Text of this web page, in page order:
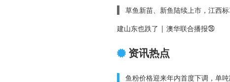
草鱼新苗、新鱼陆续上市，江西
建山东也跌了 | 澳华联合播报㉖
资讯热点
鱼粉价格迎来年内首度下调，单吨